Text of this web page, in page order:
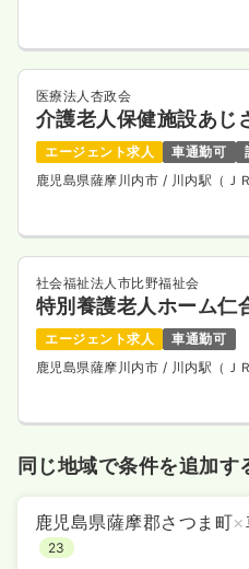
医療法人杏政会
介護老人保健施設あじ
エージェント求人 車通勤可
鹿児島県薩摩川内市 / 川内駅（Ｊ
社会福祉法人市比野福祉会
特別養護老人ホーム仁
エージェント求人
車通勤可
鹿児島県薩摩川内市 / 川内駅（Ｊ
同じ地域で条件を追加す
鹿児島県薩摩郡さつま町×
23